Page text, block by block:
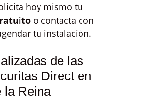
hoy mismo tu
o contacta con
tu instalación.
de las
Direct en
la Reina